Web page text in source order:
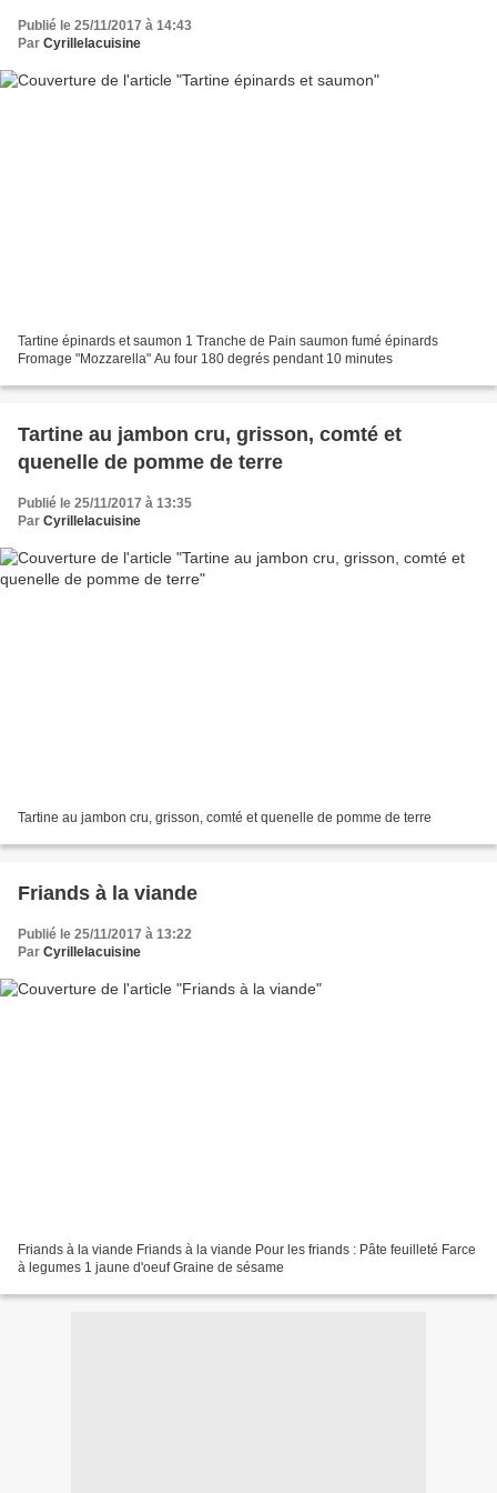
Publié le 25/11/2017 à 14:43
Par Cyrillelacuisine
Tartine épinards et saumon 1 Tranche de Pain saumon fumé épinards
Fromage "Mozzarella" Au four 180 degrés pendant 10 minutes
Tartine au jambon cru, grisson, comté et
quenelle de pomme de terre
Publié le 25/11/2017 à 13:35
Par Cyrillelacuisine
Tartine au jambon cru, grisson, comté et quenelle de pomme de terre
Friands à la viande
Publié le 25/11/2017 à 13:22
Par Cyrillelacuisine
Friands à la viande Friands à la viande Pour les friands : Pâte feuilleté Farce
à legumes 1 jaune d'oeuf Graine de sésame